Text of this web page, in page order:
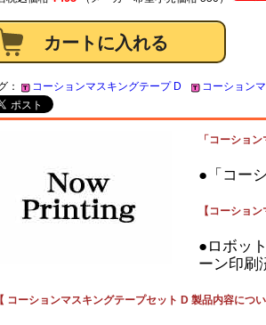
： コーションマスキングテープ D コーション
「コーショ
●「コー
【コーショ
●ロボッ
ーン印刷
【 コーションマスキングテープセット D 製品内容につ
ページへ
ページへ
ムページへ
クターページへ
ージへ